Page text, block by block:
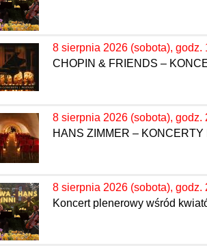
8 sierpnia 2026 (sobota), godz.
CHOPIN & FRIENDS –
8 sierpnia 2026 (sobota), godz.
HANS ZIMMER –
8 sierpnia 2026 (sobota), godz.
Koncert plenerowy wśród